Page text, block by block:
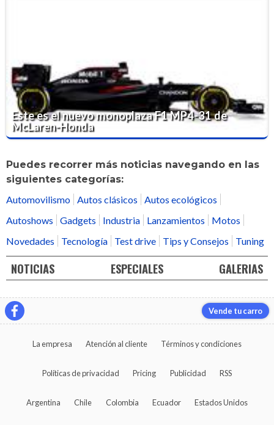
Este es el nuevo monoplaza F1 MP4-31 de
McLaren-Honda
Puedes recorrer más noticias navegando en las
siguientes categorías:
Automovilismo Autos clásicos
Autos ecológicos
Autoshows
Gadgets Industria Lanzamientos
Motos
Novedades
Tecnología Test drive Tips y Consejos Tuning
NOTICIAS ESPECIALES GALERIAS
Vende tu carro
La empresa Atención al cliente Términos y condiciones
Políticas de privacidad Pricing Publicidad RSS
Argentina Chile Colombia Ecuador Estados Unidos